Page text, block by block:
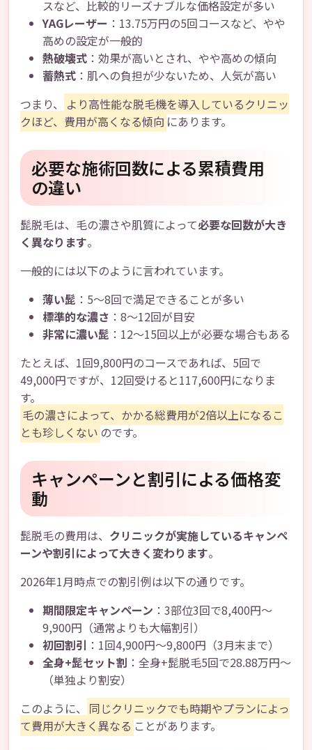
スなど、比較的リーズナブルな価格設定が多い
YAGレーザー ：13.75万円の5回コースなど、やや
高めの設定が一般的
熱破壊式 ：効果が高いとされ、やや高めの傾向
蓄熱式 ：肌への負担が少ないため、人気が高い
つまり、
より高性能な脱毛機を導入しているクリニッ
クほど、費用が高くなる傾向 にあります。
必要な施術回数による累積費用
の違い
髭脱毛は、毛の濃さや肌質によって必要な回数が大き
く異なります。
一般的には以下のように言われています。
薄い髭 ：5～8回で満足できることが多い
標準的な濃さ ：8～12回が目安
非常に濃い髭 ：12～15回以上が必要な場合もある
たとえば、1回9,800円のコースであれば、5回で
49,000円ですが、12回受けると117,600円になりま
す。
毛の濃さによって、かかる総費用が2倍以上になるこ
とも珍しくない のです。
キャンペーンと割引による価格変
動
髭脱毛の費用は、 クリニックが実施しているキャンペ
ーンや割引によって大きく変わります。
2026年1月時点での割引例は以下の通りです。
期間限定キャンペーン ：3部位3回で8,400円～
9,900円（通常よりも大幅割引）
初回割引 ：1回4,900円～9,800円（3月末まで）
全身+髭セット割 ：全身+髭脱毛5回で28.88万円～
（単独より割安）
このように、
同じクリニックでも時期やプランによっ
て費用が大きく異なる ことがあります。